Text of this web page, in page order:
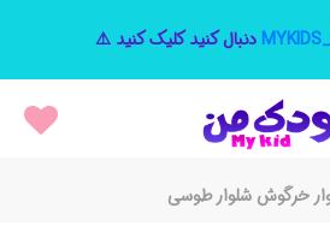
دنبال کنید کلیک کنید ⚠️
خرگوش شلوار طوسی